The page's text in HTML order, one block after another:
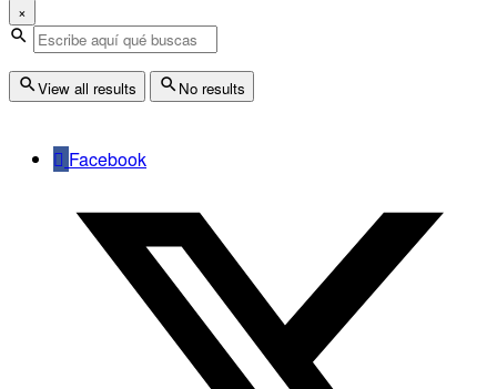
×
View all results No results
Facebook